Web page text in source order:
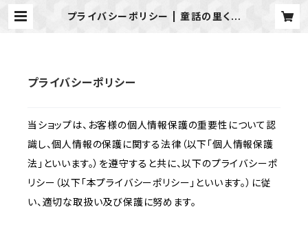
プライバシーポリシー | 童話の里くす
プライバシーポリシー
当ショップは、お客様の個人情報保護の重要性について認
識し、個人情報の保護に関する法律（以下「個人情報保護
法」といいます。）を遵守すると共に、以下のプライバシーポ
リシー（以下「本プライバシーポリシー」といいます。）に従
い、適切な取扱い及び保護に努めます。